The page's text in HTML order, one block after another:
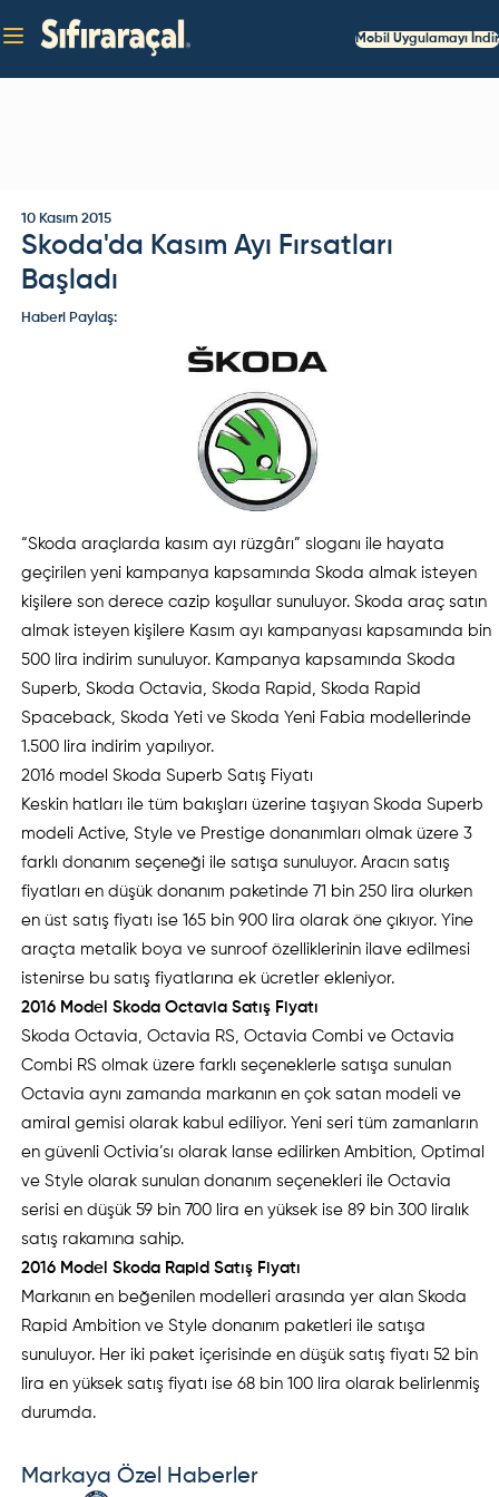
Mobil Uygulamayı İndir
10 Kasım 2015
Skoda'da Kasım Ayı Fırsatları
Başladı
Haberi Paylaş:
“Skoda araçlarda kasım ayı rüzgârı” sloganı ile hayata
geçirilen yeni kampanya kapsamında Skoda almak isteyen
kişilere son derece cazip koşullar sunuluyor. Skoda araç satın
almak isteyen kişilere Kasım ayı kampanyası kapsamında bin
500 lira indirim sunuluyor. Kampanya kapsamında Skoda
Superb, Skoda Octavia, Skoda Rapid, Skoda Rapid
Spaceback, Skoda Yeti ve Skoda Yeni Fabia modellerinde
1.500 lira indirim yapılıyor.
2016 model Skoda Superb Satış Fiyatı
Keskin hatları ile tüm bakışları üzerine taşıyan Skoda Superb
modeli Active, Style ve Prestige donanımları olmak üzere 3
farklı donanım seçeneği ile satışa sunuluyor. Aracın satış
fiyatları en düşük donanım paketinde 71 bin 250 lira olurken
en üst satış fiyatı ise 165 bin 900 lira olarak öne çıkıyor. Yine
araçta metalik boya ve sunroof özelliklerinin ilave edilmesi
istenirse bu satış fiyatlarına ek ücretler ekleniyor.
2016 Model Skoda Octavia Satış Fiyatı
Skoda Octavia, Octavia RS, Octavia Combi ve Octavia
Combi RS olmak üzere farklı seçeneklerle satışa sunulan
Octavia aynı zamanda markanın en çok satan modeli ve
amiral gemisi olarak kabul ediliyor. Yeni seri tüm zamanların
en güvenli Octivia’sı olarak lanse edilirken Ambition, Optimal
ve Style olarak sunulan donanım seçenekleri ile Octavia
serisi en düşük 59 bin 700 lira en yüksek ise 89 bin 300 liralık
satış rakamına sahip.
2016 Model Skoda Rapid Satış Fiyatı
Markanın en beğenilen modelleri arasında yer alan Skoda
Rapid Ambition ve Style donanım paketleri ile satışa
sunuluyor. Her iki paket içerisinde en düşük satış fiyatı 52 bin
lira en yüksek satış fiyatı ise 68 bin 100 lira olarak belirlenmiş
durumda.
Markaya Özel Haberler